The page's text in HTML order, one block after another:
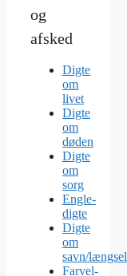
og
afsked
Digte
om
livet
Digte
om
døden
Digte
om
sorg
Engle-
digte
Digte
om
savn/længsel
Farvel-